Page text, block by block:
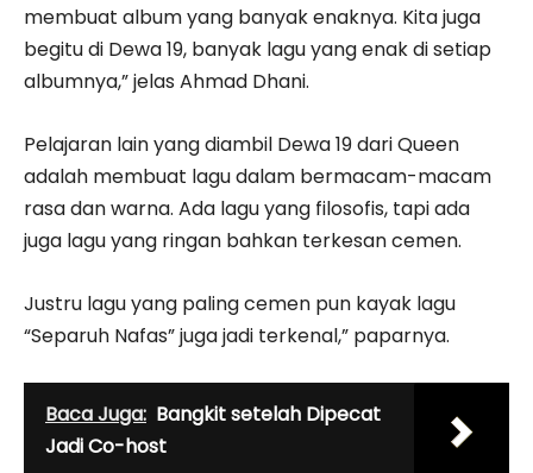
membuat album yang banyak enaknya. Kita juga
begitu di Dewa 19, banyak lagu yang enak di setiap
albumnya,” jelas Ahmad Dhani.
Pelajaran lain yang diambil Dewa 19 dari Queen
adalah membuat lagu dalam bermacam-macam
rasa dan warna. Ada lagu yang filosofis, tapi ada
juga lagu yang ringan bahkan terkesan cemen.
Justru lagu yang paling cemen pun kayak lagu
“Separuh Nafas” juga jadi terkenal,” paparnya.
Baca Juga: Bangkit setelah Dipecat
Jadi Co-host